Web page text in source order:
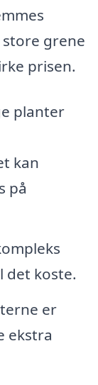
grene
prisen.
planter
kan
på
det koste.
er
ekstra